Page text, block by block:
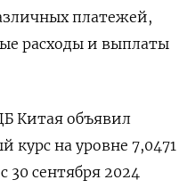
платежей,
расходы и выплаты
Китая ‍объявил
на уровне 7,0471
30 сентября ‍2024